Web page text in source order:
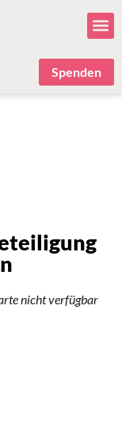
Spenden
nicht verfügbar